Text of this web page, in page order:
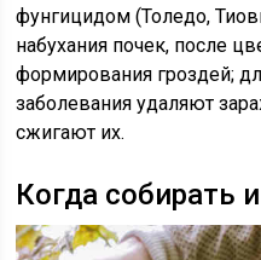
фунгицидом (Толедо,
набухания почек, после
формирования гроздей;
заболевания удаляют
сжигают их.
Когда собирать